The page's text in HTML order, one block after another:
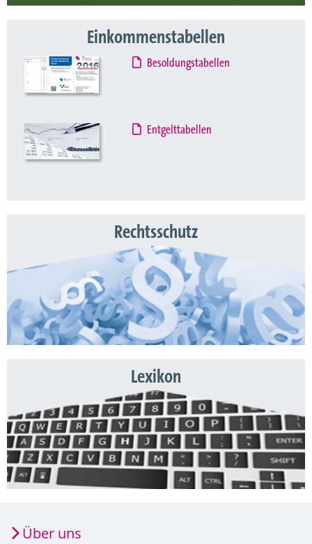
Einkommenstabellen
Besoldungstabellen
Entgelttabellen
Rechtsschutz
Lexikon
Über uns